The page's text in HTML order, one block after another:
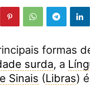
formas
surda, a
Sinais (Libras) é